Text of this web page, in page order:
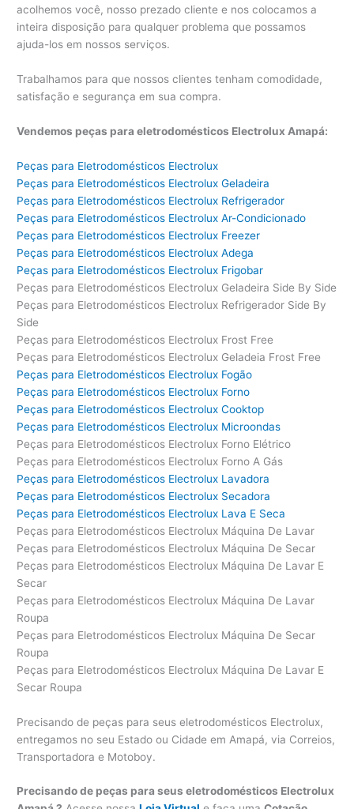
acolhemos você, nosso prezado cliente e nos colocamos a
inteira disposição para qualquer problema que possamos
ajuda-los em nossos serviços.
Trabalhamos para que nossos clientes tenham comodidade,
satisfação e segurança em sua compra.
Vendemos peças para eletrodomésticos Electrolux Amapá:
Peças para Eletrodomésticos Electrolux
Peças para Eletrodomésticos Electrolux Geladeira
Peças para Eletrodomésticos Electrolux Refrigerador
Peças para Eletrodomésticos Electrolux Ar-Condicionado
Peças para Eletrodomésticos Electrolux Freezer
Peças para Eletrodomésticos Electrolux Adega
Peças para Eletrodomésticos Electrolux Frigobar
Peças para Eletrodomésticos Electrolux Geladeira Side By Side
Peças para Eletrodomésticos Electrolux Refrigerador Side By
Side
Peças para Eletrodomésticos Electrolux Frost Free
Peças para Eletrodomésticos Electrolux Geladeia Frost Free
Peças para Eletrodomésticos Electrolux Fogão
Peças para Eletrodomésticos Electrolux Forno
Peças para Eletrodomésticos Electrolux Cooktop
Peças para Eletrodomésticos Electrolux Microondas
Peças para Eletrodomésticos Electrolux Forno Elétrico
Peças para Eletrodomésticos Electrolux Forno A Gás
Peças para Eletrodomésticos Electrolux Lavadora
Peças para Eletrodomésticos Electrolux Secadora
Peças para Eletrodomésticos Electrolux Lava E Seca
Peças para Eletrodomésticos Electrolux Máquina De Lavar
Peças para Eletrodomésticos Electrolux Máquina De Secar
Peças para Eletrodomésticos Electrolux Máquina De Lavar E
Secar
Peças para Eletrodomésticos Electrolux Máquina De Lavar
Roupa
Peças para Eletrodomésticos Electrolux Máquina De Secar
Roupa
Peças para Eletrodomésticos Electrolux Máquina De Lavar E
Secar Roupa
Precisando de peças para seus eletrodomésticos Electrolux,
entregamos no seu Estado ou Cidade em Amapá, via Correios,
Transportadora e Motoboy.
Precisando de peças para seus eletrodomésticos Electrolux